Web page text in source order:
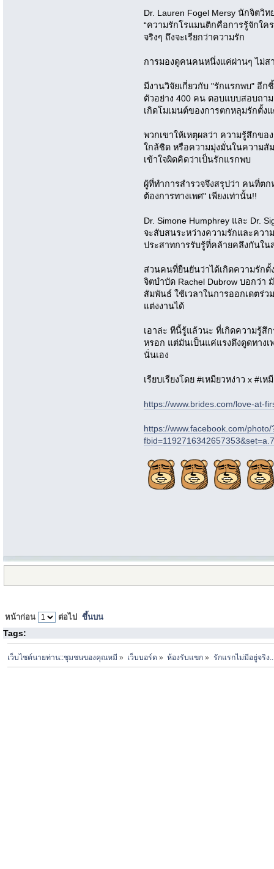
Dr. Lauren Fogel Mersy นักจิตวิ
“ความรักโรแมนติกคือการรู้จักใค
จริงๆ ถึงจะเรียกว่าความรัก
การมองดูคนคนหนึ่งแค่ผ่านๆ ไม่ส
มีงานวิจัยเกี่ยวกับ "รักแรกพบ" อี
ตัวอย่าง 400 คน ตอบแบบสอบถา
เกิดโมเมนต์ของการตกหลุมรักตั้ง
พวกเขาให้เหตุผลว่า ความรู้สึกข
ใกล้ชิด หรือความมุ่งมั่นในความสั
เข้าใจผิดคิดว่าเป็นรักแรกพบ
ผู้ที่ทำการสำรวจจึงสรุปว่า คนที่ต
ต้องการทางเพศ" เพียงเท่านั้น!!
Dr. Simone Humphrey และ Dr.
จะสับสนระหว่างความรักและควา
ประสาทการรับรู้ที่คล้ายคลึงกันใน
ส่วนคนที่ยืนยันว่าได้เกิดความรัก
จิตบำบัด Rachel Dubrow บอกว่า
สัมพันธ์ ใช้เวลาในการออกเดตร่
แต่งงานได้
เอาล่ะ ทีนี้รู้แล้วนะ ที่เกิดความรู้สึ
หรอก แต่มันเป็นแค่แรงดึงดูดทาง
นั่นเอง
เรียบเรียงโดย #เหมียวหง่าว x #เห
https://www.brides.com/love-at-
https://www.facebook.com/photo/
หน้าก่อน ต่อไป ขึ้นบน
Tags:
เว็บไซต์นายท่าน::ชุมชนของคุณหมี » เว็บบอร์ด » ห้องรับแขก » รักแรกไม่มีอยู่จริง